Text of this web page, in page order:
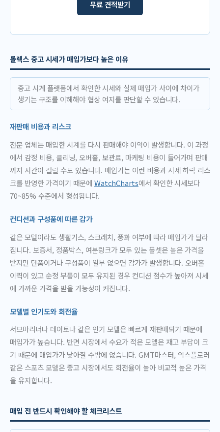
무료 견적받기
롤렉스 중고 시세가 매입가보다 높은 이유
중고 시계 플랫폼에서 확인한 시세와 실제 매입가 사이에 차이가
생기는 구조를 이해해야 협상 여지를 판단할 수 있습니다.
재판매 비용과 리스크
전문 업체는 매입한 시계를 다시 판매해야 이익이 발생합니다. 이 과정
에서 감정 비용, 클리닝, 오버홀, 보관료, 마케팅 비용이 들어가며 판매
까지 시간이 걸릴 수도 있습니다. 매입가는 이런 비용과 시세 하락 리스
크를 반영한 가격이기 때문에 WatchCharts에서 확인한 시세보다
70~85% 수준에서 형성됩니다.
컨디션과 구성품에 따른 감가
같은 모델이라도 생활기스, 스크래치, 풍화 여부에 따라 매입가가 달라
집니다. 보증서, 정품박스, 여분링크가 모두 있는 풀셋은 높은 가격을
받지만 단품이거나 구성품이 일부 없으면 감가가 발생합니다. 오버홀
이력이 있고 순정 부품이 모두 유지된 경우 컨디션 점수가 높아져 시세
에 가까운 가격을 받을 가능성이 커집니다.
모델별 인기도와 회전율
서브마리너나 데이토나 같은 인기 모델은 빠르게 재판매되기 때문에
매입가가 높습니다. 반면 시장에서 수요가 적은 모델은 재고 부담이 크
기 때문에 매입가가 낮아질 수밖에 없습니다. GMT마스터, 익스플로러
같은 스포츠 모델은 중고 시장에서도 회전율이 높아 비교적 높은 가격
을 유지합니다.
매입 전 반드시 확인해야 할 체크리스트